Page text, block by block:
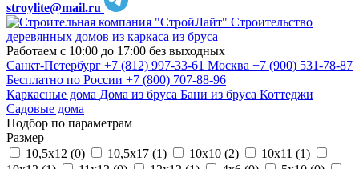
stroylite@mail.ru
Строительство
деревянных домов из каркаса из бруса
Работаем с 10:00 до 17:00 без выходных
Санкт-Петербург +7 (812) 997-33-61 Москва +7 (900) 531-78-87
Бесплатно по России +7 (800) 707-88-96
Каркасные дома Дома из бруса Бани из бруса Коттеджи
Садовые дома
Подбор по параметрам
Размер
10,5х12 (0) 10,5х17 (1) 10х10 (2) 10х11 (1)